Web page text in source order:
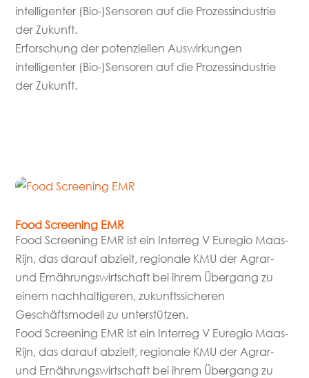
intelligenter (Bio-)Sensoren auf die Prozessindustrie
der Zukunft.
Erforschung der potenziellen Auswirkungen
intelligenter (Bio-)Sensoren auf die Prozessindustrie
der Zukunft.
Food Screening EMR
Food Screening EMR ist ein Interreg V Euregio Maas-
Rijn, das darauf abzielt, regionale KMU der Agrar-
und Ernährungswirtschaft bei ihrem Übergang zu
einem nachhaltigeren, zukunftssicheren
Geschäftsmodell zu unterstützen.
Food Screening EMR ist ein Interreg V Euregio Maas-
Rijn, das darauf abzielt, regionale KMU der Agrar-
und Ernährungswirtschaft bei ihrem Übergang zu